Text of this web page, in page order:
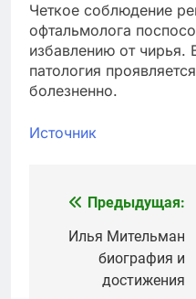
Четкое соблюдение
офтальмолога
избавлению от чирья.
патология
болезненно.
Источник
Навигация
по
записям
Предыдущая:
Илья Мительман
биография и
достижения